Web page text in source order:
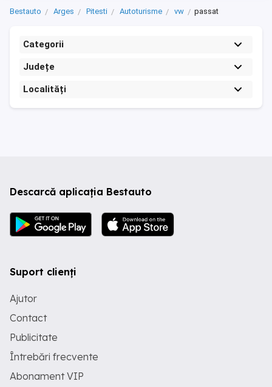
Bestauto Arges Pitesti Autoturisme vw passat
Categorii
Județe
Localități
Descarcă aplicația Bestauto
Suport clienți
Ajutor
Contact
Publicitate
Întrebări frecvente
Abonament VIP